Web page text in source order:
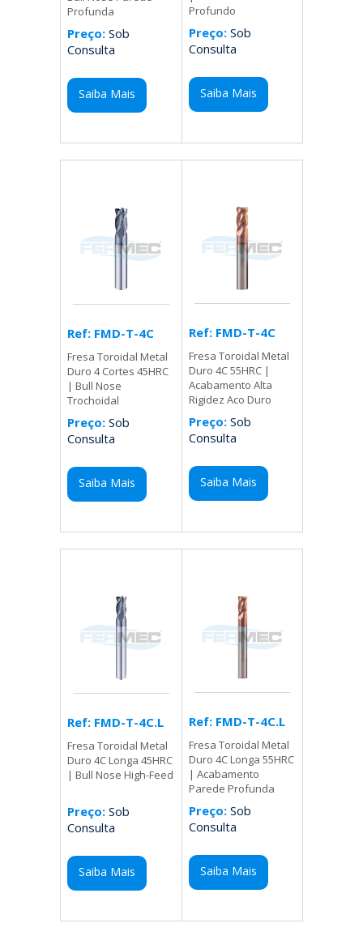
Profunda
Preço: Sob
Consulta
Saiba Mais
Profundo
Preço:Sob
Consulta
Saiba Mais
Ref: FMD-T-4C
Fresa Toroidal Metal
Duro 4 Cortes 45HRC
| Bull Nose
Trochoidal
Preço: Sob
Consulta
Saiba Mais
Ref: FMD-T-4C
Fresa Toroidal Metal
Duro 4C 55HRC |
Acabamento Alta
Rigidez Aco Duro
Preço:Sob
Consulta
Saiba Mais
Ref: FMD-T-4C.L
Fresa Toroidal Metal
Duro 4C Longa 45HRC
| Bull Nose High-Feed
Preço: Sob
Consulta
Saiba Mais
Ref: FMD-T-4C.L
Fresa Toroidal Metal
Duro 4C Longa 55HRC
| Acabamento
Parede Profunda
Preço:Sob
Consulta
Saiba Mais